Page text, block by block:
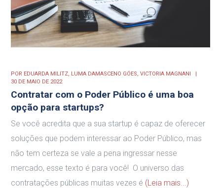
POR EDUARDA MILITZ, LUMA DAMASCENO GÓES,VICTORIA MAGNANI
30 DE MAIO DE 2022
Contratar com o Poder Público é uma boa
opção para startups?
Se você acredita que a sua startup é capaz de oferecer
soluções que podem interessar ao Poder Público, mas
não tem certeza se vale a pena ingressar nesse
mercado, esse texto é para você! O universo das
contratações públicas muitas vezes é (Leia mais...)